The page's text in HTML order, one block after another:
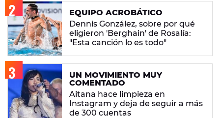
EQUIPO ACROBÁTICO
Dennis González, sobre por qué
eligieron 'Berghain' de Rosalía:
"Esta canción lo es todo"
UN MOVIMIENTO MUY
COMENTADO
Aitana hace limpieza en
Instagram y deja de seguir a más
de 300 cuentas